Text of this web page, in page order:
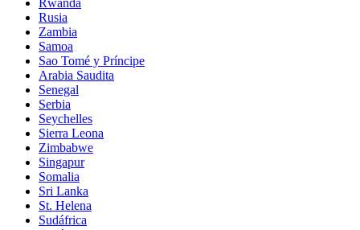
Rwanda
Rusia
Zambia
Samoa
Sao Tomé y Príncipe
Arabia Saudita
Senegal
Serbia
Seychelles
Sierra Leona
Zimbabwe
Singapur
Somalia
Sri Lanka
St. Helena
Sudáfrica